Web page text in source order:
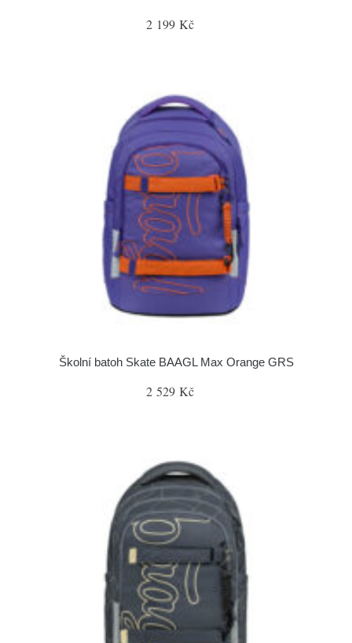
2 199 Kč
Školní batoh Skate BAAGL Max Orange GRS
2 529 Kč